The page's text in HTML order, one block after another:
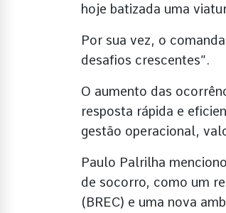
hoje batizada uma
Por sua vez, o
desafios crescentes”.
O aumento das
resposta rápida e
gestão operacional,
Paulo Palrilha
de socorro, como um
(BREC) e uma nova